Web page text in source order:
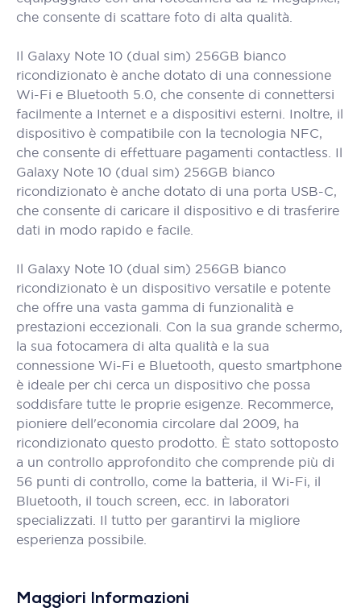
che consente di scattare foto di alta qualità.
Il Galaxy Note 10 (dual sim) 256GB bianco
ricondizionato è anche dotato di una connessione
Wi-Fi e Bluetooth 5.0, che consente di connettersi
facilmente a Internet e a dispositivi esterni. Inoltre, il
dispositivo è compatibile con la tecnologia NFC,
che consente di effettuare pagamenti contactless. Il
Galaxy Note 10 (dual sim) 256GB bianco
ricondizionato è anche dotato di una porta USB-C,
che consente di caricare il dispositivo e di trasferire
dati in modo rapido e facile.
Il Galaxy Note 10 (dual sim) 256GB bianco
ricondizionato è un dispositivo versatile e potente
che offre una vasta gamma di funzionalità e
prestazioni eccezionali. Con la sua grande schermo,
la sua fotocamera di alta qualità e la sua
connessione Wi-Fi e Bluetooth, questo smartphone
è ideale per chi cerca un dispositivo che possa
soddisfare tutte le proprie esigenze. Recommerce,
pioniere dell'economia circolare dal 2009, ha
ricondizionato questo prodotto. È stato sottoposto
a un controllo approfondito che comprende più di
56 punti di controllo, come la batteria, il Wi-Fi, il
Bluetooth, il touch screen, ecc. in laboratori
specializzati. Il tutto per garantirvi la migliore
esperienza possibile.
Maggiori Informazioni